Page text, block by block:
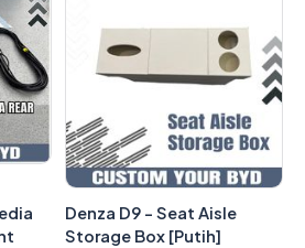
Denza D9 - Seat Aisle
Storage Box [Putih]